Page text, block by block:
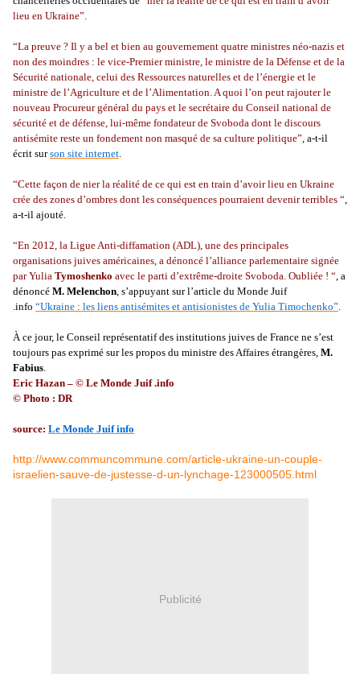
lieu en Ukraine”.
“La preuve ? Il y a bel et bien au gouvernement quatre ministres néo-nazis et
non des moindres : le vice-Premier ministre, le ministre de la Défense et de la
Sécurité nationale, celui des Ressources naturelles et de l’énergie et le
ministre de l’Agriculture et de l’Alimentation. A quoi l’on peut rajouter le
nouveau Procureur général du pays et le secrétaire du Conseil national de
sécurité et de défense, lui-même fondateur de Svoboda dont le discours
antisémite reste un fondement non masqué de sa culture politique”, a-t-il
écrit surson site internet.
“Cette façon de nier la réalité de ce qui est en train d’avoir lieu en Ukraine
crée des zones d’ombres dont les conséquences pourraient devenir terribles “,
a-t-il ajouté.
“En 2012, la Ligue Anti-diffamation (ADL), une des principales
organisations juives américaines, a dénoncé l’alliance parlementaire signée
par Yulia Tymoshenko avec le parti d’extrême-droite Svoboda. Oubliée ! “, a
dénoncé M. Melenchon, s’appuyant sur l’article du Monde Juif
.info “Ukraine : les liens antisémites et antisionistes de Yulia Timochenko”.
À ce jour, le Conseil représentatif des institutions juives de France ne s’est
toujours pas exprimé sur les propos du ministre des Affaires étrangères, M.
Fabius.
Eric Hazan – © Le Monde Juif .info
© Photo : DR
source: Le Monde Juif info
http://www.communcommune.com/article-ukraine-un-couple-
israelien-sauve-de-justesse-d-un-lynchage-123000505.html
Publicité